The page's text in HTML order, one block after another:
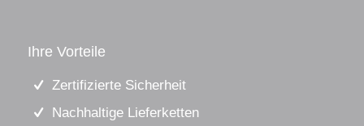
Ihre Vorteile
Zertifizierte Sicherheit
Nachhaltige Lieferketten